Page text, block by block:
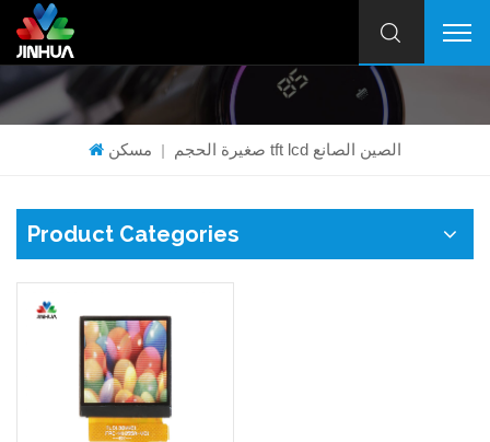
مسكن | صغيرة الحجم tft lcd الصين الصانع
Product Categories